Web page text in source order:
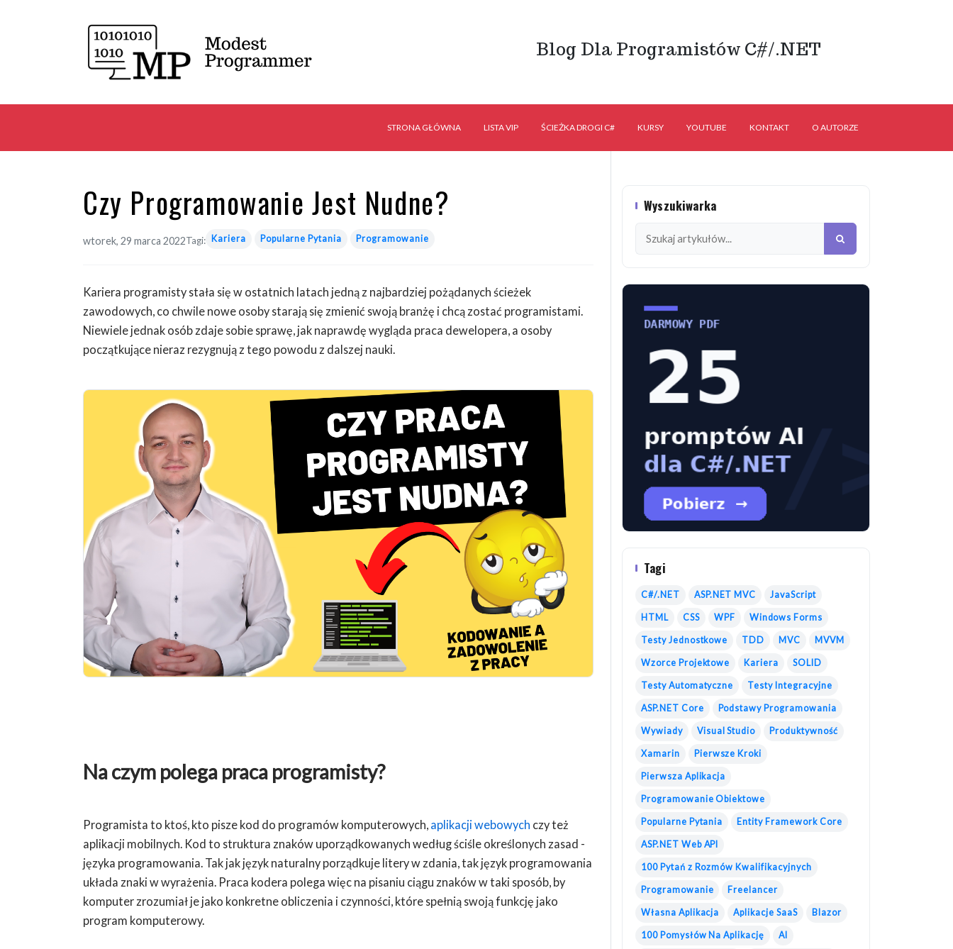
Blog Dla Programistów C#/.NET
STRONA GŁÓWNA LISTA VIP ŚCIEŻKA DROGI C# KURSY YOUTUBE KONTAKT O AUTORZE
Czy Programowanie Jest Nudne?
wtorek, 29 marca 2022Tagi: Kariera Popularne Pytania Programowanie
Kariera programisty stała się w ostatnich latach jedną z najbardziej pożądanych ścieżek
zawodowych, co chwile nowe osoby starają się zmienić swoją branżę i chcą zostać programistami.
Niewiele jednak osób zdaje sobie sprawę, jak naprawdę wygląda praca dewelopera, a osoby
początkujące nieraz rezygnują z tego powodu z dalszej nauki.
Na czym polega praca programisty?
Programista to ktoś, kto pisze kod do programów komputerowych, aplikacji webowych czy też
aplikacji mobilnych. Kod to struktura znaków uporządkowanych według ściśle określonych zasad -
języka programowania. Tak jak język naturalny porządkuje litery w zdania, tak język programowania
układa znaki w wyrażenia. Praca kodera polega więc na pisaniu ciągu znaków w taki sposób, by
komputer zrozumiał je jako konkretne obliczenia i czynności, które spełnią swoją funkcję jako
program komputerowy.
Wyszukiwarka
Tagi
C#/.NET ASP.NET MVC JavaScript
HTML CSS WPF Windows Forms
Testy Jednostkowe TDD MVC MVVM
Wzorce Projektowe Kariera SOLID
Testy Automatyczne Testy Integracyjne
ASP.NET Core Podstawy Programowania
Wywiady Visual Studio Produktywność
Xamarin Pierwsze Kroki
Pierwsza Aplikacja
Programowanie Obiektowe
Popularne Pytania Entity Framework Core
ASP.NET Web API
100 Pytań z Rozmów Kwalifikacyjnych
Programowanie Freelancer
Własna Aplikacja Aplikacje SaaS Blazor
100 Pomysłów Na Aplikację AI